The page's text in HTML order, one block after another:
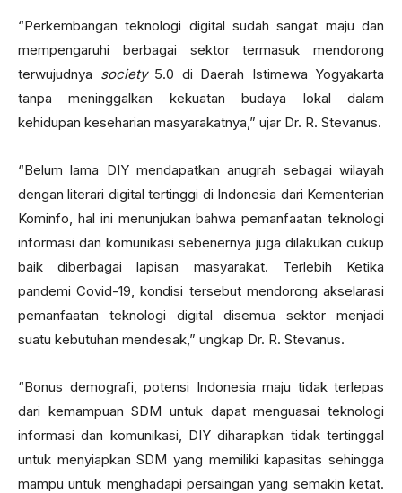
“Perkembangan teknologi digital sudah sangat maju dan
mempengaruhi berbagai sektor termasuk mendorong
terwujudnya society5.0 di Daerah Istimewa Yogyakarta
tanpa meninggalkan kekuatan budaya lokal dalam
kehidupan keseharian masyarakatnya,” ujar Dr. R. Stevanus.
“Belum lama DIY mendapatkan anugrah sebagai wilayah
dengan literari digital tertinggi di Indonesia dari Kementerian
Kominfo, hal ini menunjukan bahwa pemanfaatan teknologi
informasi dan komunikasi sebenernya juga dilakukan cukup
baik diberbagai lapisan masyarakat. Terlebih Ketika
pandemi Covid-19, kondisi tersebut mendorong akselarasi
pemanfaatan teknologi digital disemua sektor menjadi
suatu kebutuhan mendesak,” ungkap Dr. R. Stevanus.
“Bonus demografi, potensi Indonesia maju tidak terlepas
dari kemampuan SDM untuk dapat menguasai teknologi
informasi dan komunikasi, DIY diharapkan tidak tertinggal
untuk menyiapkan SDM yang memiliki kapasitas sehingga
mampu untuk menghadapi persaingan yang semakin ketat.